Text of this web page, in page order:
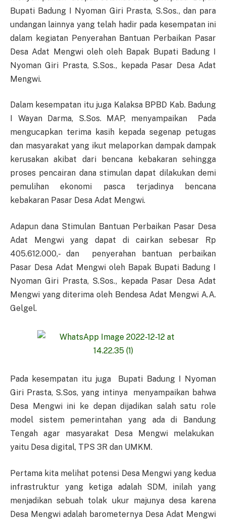
Bupati Badung I Nyoman Giri Prasta, S.Sos., dan para
undangan lainnya yang telah hadir pada kesempatan ini
dalam kegiatan Penyerahan Bantuan Perbaikan Pasar
Desa Adat Mengwi oleh oleh Bapak Bupati Badung I
Nyoman Giri Prasta, S.Sos., kepada Pasar Desa Adat
Mengwi.
Dalam kesempatan itu juga Kalaksa BPBD Kab. Badung
I Wayan Darma, S.Sos. MAP, menyampaikan Pada
mengucapkan terima kasih kepada segenap petugas
dan masyarakat yang ikut melaporkan dampak dampak
kerusakan akibat dari bencana kebakaran sehingga
proses pencairan dana stimulan dapat dilakukan demi
pemulihan ekonomi pasca terjadinya bencana
kebakaran Pasar Desa Adat Mengwi.
Adapun dana Stimulan Bantuan Perbaikan Pasar Desa
Adat Mengwi yang dapat di cairkan sebesar Rp
405.612.000,- dan penyerahan bantuan perbaikan
Pasar Desa Adat Mengwi oleh Bapak Bupati Badung I
Nyoman Giri Prasta, S.Sos., kepada Pasar Desa Adat
Mengwi yang diterima oleh Bendesa Adat Mengwi A.A.
Gelgel.
Pada kesempatan itu juga Bupati Badung I Nyoman
Giri Prasta, S.Sos, yang intinya menyampaikan bahwa
Desa Mengwi ini ke depan dijadikan salah satu role
model sistem pemerintahan yang ada di Bandung
Tengah agar masyarakat Desa Mengwi melakukan
yaitu Desa digital, TPS 3R dan UMKM.
Pertama kita melihat potensi Desa Mengwi yang kedua
infrastruktur yang ketiga adalah SDM, inilah yang
menjadikan sebuah tolak ukur majunya desa karena
Desa Mengwi adalah barometernya Desa Adat Mengwi